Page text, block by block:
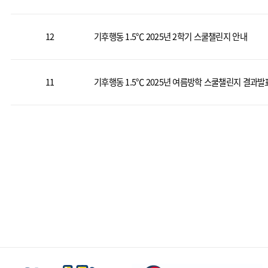
12 기후행동 1.5℃ 2025년 2학기 스쿨챌린지 안내
11 기후행동 1.5℃ 2025년 여름방학 스쿨챌린지 결과발